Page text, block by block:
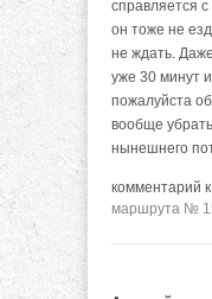
справляется
он тоже не
не ждать.
уже 30 минут
пожалуйста
вообще
нынешнего
комментарий к
маршрута №